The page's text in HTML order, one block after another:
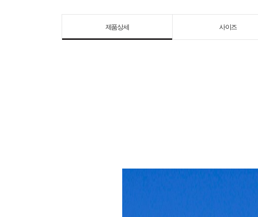
제품상세 사이즈